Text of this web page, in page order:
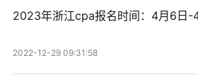
2023年浙江cpa报名时间：4月6日-
2022-12-29 09:31:58